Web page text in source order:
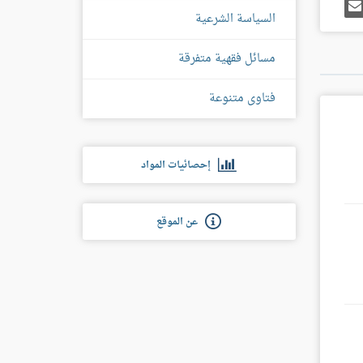
إيميل
السياسة الشرعية
مسائل فقهية متفرقة
فتاوى متنوعة
إحصائيات المواد
عن الموقع